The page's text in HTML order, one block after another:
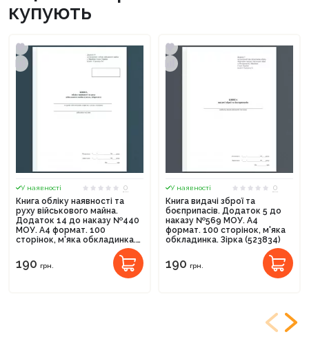
купують
У наявності
0
Книга обліку наявності та
руху військового майна.
Додаток 14 до наказу №440
МОУ. А4 формат. 100
сторінок, м'яка обкладинка.
190 грн.
У наявності
0
Книга видачі зброї та
боєприпасів. Додаток 5 до
наказу №569 МОУ. А4
формат. 100 сторінок, м'яка
обкладинка. Зірка (523834)
190 грн.